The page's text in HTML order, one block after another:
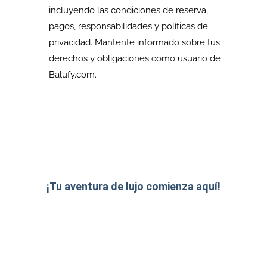
incluyendo las condiciones de reserva,
pagos, responsabilidades y políticas de
privacidad. Mantente informado sobre tus
derechos y obligaciones como usuario de
Balufy.com.
¡Tu aventura de lujo comienza aquí!